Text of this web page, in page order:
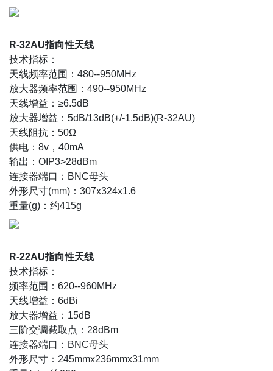
R-32AU指向性天线
技术指标：
天线频率范围：480--950MHz
放大器频率范围：490--950MHz
天线增益：≥6.5dB
放大器增益：5dB/13dB(+/-1.5dB)(R-32AU)
天线阻抗：50Ω
供电：8v，40mA
输出：OIP3>28dBm
连接器端口：BNC母头
外形尺寸(mm)：307x324x1.6
重量(g)：约415g
R-22AU指向性天线
技术指标：
频率范围：620--960MHz
天线增益：6dBi
放大器增益：15dB
三阶交调截取点：28dBm
连接器端口：BNC母头
外形尺寸：245mmx236mmx31mm